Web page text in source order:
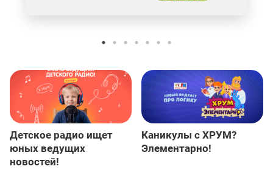
Детское радио ищет
юных ведущих
новостей!
Каникулы с ХРУМ?
Элементарно!